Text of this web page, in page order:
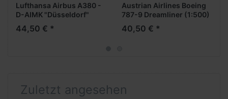
Lufthansa Airbus A380 -
D-AIMK "Düsseldorf"
(1:500)
44,50 € *
Austrian Airlines Boeing
787-9 Dreamliner (1:500)
40,50 € *
Zuletzt angesehen